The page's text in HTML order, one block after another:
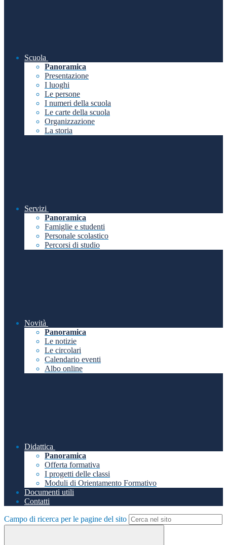
Scuola
Panoramica
Presentazione
I luoghi
Le persone
I numeri della scuola
Le carte della scuola
Organizzazione
La storia
Servizi
Panoramica
Famiglie e studenti
Personale scolastico
Percorsi di studio
Novità
Panoramica
Le notizie
Le circolari
Calendario eventi
Albo online
Didattica
Panoramica
Offerta formativa
I progetti delle classi
Moduli di Orientamento Formativo
Documenti utili
Contatti
Campo di ricerca per le pagine del sito